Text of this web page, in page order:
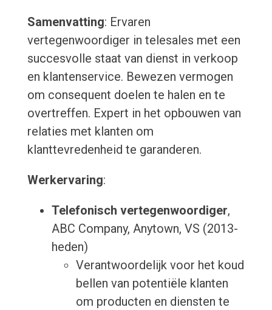
Samenvatting: Ervaren
vertegenwoordiger in telesales met een
succesvolle staat van dienst in verkoop
en klantenservice. Bewezen vermogen
om consequent doelen te halen en te
overtreffen. Expert in het opbouwen van
relaties met klanten om
klanttevredenheid te garanderen.
Werkervaring:
Telefonisch vertegenwoordiger,
ABC Company, Anytown, VS (2013-
heden)
Verantwoordelijk voor het koud
bellen van potentiële klanten
om producten en diensten te